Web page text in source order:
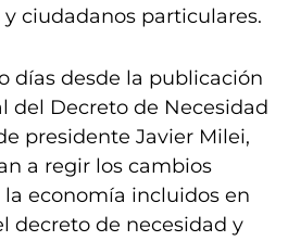
ciudadanos particulares.
días desde la publicación
del Decreto de Necesidad
presidente Javier Milei,
a regir los cambios
economía incluidos en
decreto de necesidad y